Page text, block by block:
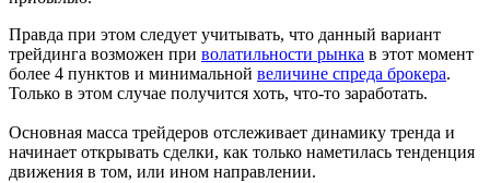
Правда при этом следует учитывать, что данный вариант
трейдинга возможен при волатильности рынка в этот момент
более 4 пунктов и минимальной величине спреда брокера.
Только в этом случае получится хоть, что-то заработать.
Основная масса трейдеров отслеживает динамику тренда и
начинает открывать сделки, как только наметилась тенденция
движения в том, или ином направлении.